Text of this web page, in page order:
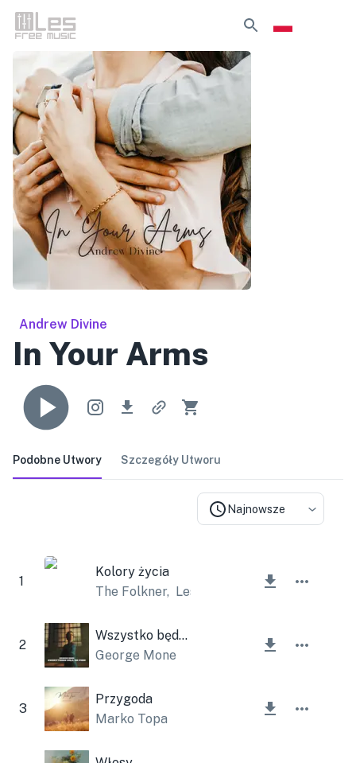
Andrew Divine
In Your Arms
Podobne Utwory Szczegóły Utworu
Najnowsze
1
Kolory życia
The Folkner, Lesfm
2
Wszystko będzie dobrze
George Mone
3
Przygoda
Marko Topa